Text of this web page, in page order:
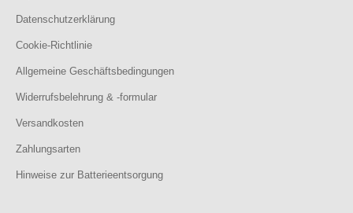
Datenschutzerklärung
Cookie-Richtlinie
Allgemeine Geschäftsbedingungen
Widerrufsbelehrung & -formular
Versandkosten
Zahlungsarten
Hinweise zur Batterieentsorgung